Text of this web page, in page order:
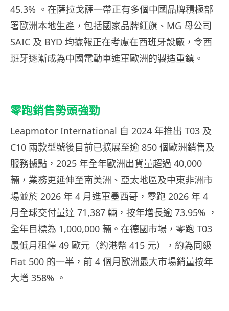
45.3% 。在薩拉戈薩一帶正有多個中國品牌積極部
署歐洲本地生產，包括國家品牌紅旗、MG 母公司
SAIC 及 BYD 均據報正在考慮在西班牙設廠，令西
班牙逐漸成為中國電動車進軍歐洲的製造重鎮。
零跑銷售勢頭強勁
Leapmotor International 自 2024 年推出 T03 及
C10 兩款型號後目前已擴展至逾 850 個歐洲銷售及
服務據點，2025 年全年歐洲出貨量超過 40,000
輛，業務更延伸至南美洲、亞太地區及中東非洲市
場並於 2026 年 4 月進軍墨西哥，零跑 2026 年 4
月全球交付量達 71,387 輛，按年增長逾 73.95% ，
全年目標為 1,000,000 輛。在德國市場，零跑 T03
最低月租僅 49 歐元（約港幣 415 元），約為同級
Fiat 500 的一半，前 4 個月歐洲最大市場銷量按年
大增 358% 。